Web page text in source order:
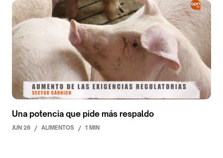
Una potencia que pide más respaldo
JUN 26 / ALIMENTOS / 1 MIN